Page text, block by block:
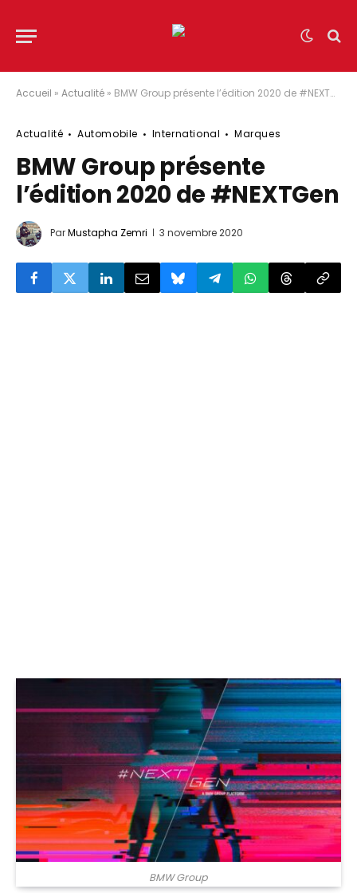
Accueil » Actualité » BMW Group présente l’édition 2020 de #NEXTGen
Actualité Automobile International Marques
BMW Group présente
l’édition 2020 de #NEXTGen
ParMustapha Zemri 3 novembre 2020
BMW Group